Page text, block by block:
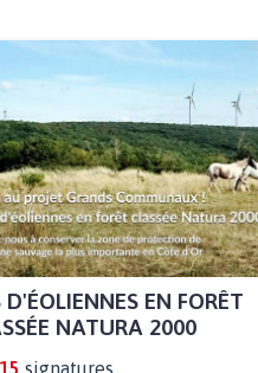
D'ÉOLIENNES EN FORÊT
NATURA 2000
signatures